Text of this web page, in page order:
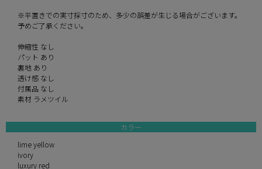
※平置きでの実寸採寸のため、多少の誤差が生じる場合がございます。
予めご了承ください。
伸縮性 なし
パット あり
裏地 あり
透け感 なし
付属品 なし
素材 ラメツイル
カラー
lime yellow
ivory
luxury red